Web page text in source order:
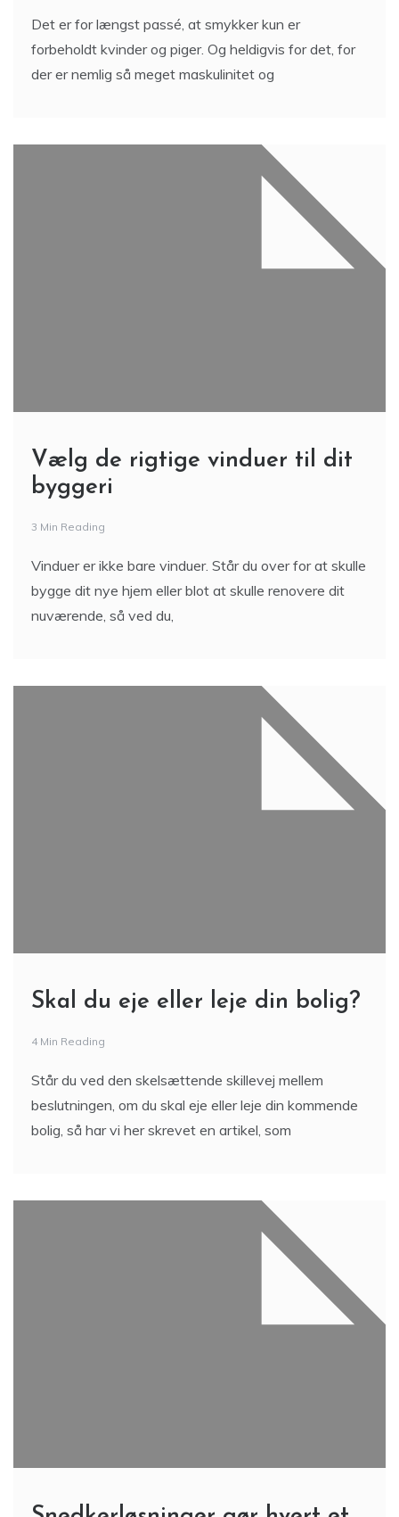
Det er for længst passé, at smykker kun er
forbeholdt kvinder og piger. Og heldigvis for det, for
der er nemlig så meget maskulinitet og
Vælg de rigtige vinduer til dit
byggeri
3 Min Reading
Vinduer er ikke bare vinduer. Står du over for at skulle
bygge dit nye hjem eller blot at skulle renovere dit
nuværende, så ved du,
Skal du eje eller leje din bolig?
4 Min Reading
Står du ved den skelsættende skillevej mellem
beslutningen, om du skal eje eller leje din kommende
bolig, så har vi her skrevet en artikel, som